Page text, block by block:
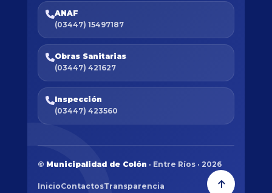
ANAF
(03447) 15497187
Obras Sanitarias
(03447) 421627
Inspección
(03447) 423560
© Municipalidad de Colón · Entre Ríos · 2026
InicioContactosTransparencia